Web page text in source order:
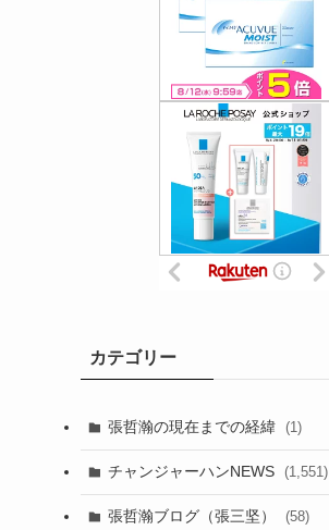
カテゴリー
張哲瀚の現在までの経緯 (1)
チャンジャーハンNEWS (1,551)
(8)
張哲瀚ブログ（張三坚） (58)